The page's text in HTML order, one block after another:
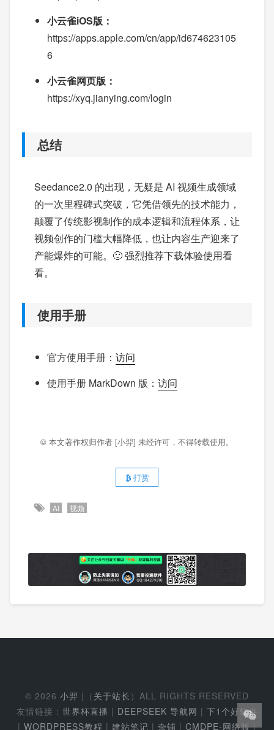
小云雀iOS版：
https://apps.apple.com/cn/app/id674623105
6
小云雀网页版：
https://xyq.jianying.com/login
总结
Seedance2.0 的出现，无疑是 AI 视频生成领域
的一次里程碑式突破，它凭借领先的技术能力，
颠覆了传统影视制作的成本逻辑和流程体系，让
视频创作的门槛大幅降低，也让内容生产迎来了
产能爆炸的可能。🙂 强烈推荐下载体验使用看
看。
使用手册
官方使用手册： 访问
使用手册 MarkDown 版： 访问
© 本文著作权归作者 [小羿] 未经许可，不得转载使用。
打赏
AI 视频
© 2026 小羿 |（ 关于站长 ）ALL RIGHTS RESERVED
友情链接： 世界杯直播 | DEEPSEEK 导航网 | 下1个好软件
| WORDPRESS教程 | 建站笔记 | 杂铺 | CMDPE-网络版|